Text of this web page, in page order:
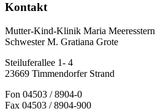
Kontakt
Mutter-Kind-Klinik Maria Meeresstern
Schwester M. Gratiana Grote
Steiluferallee 1- 4
23669 Timmendorfer Strand
Fon 04503 / 8904-0
Fax 04503 / 8904-900